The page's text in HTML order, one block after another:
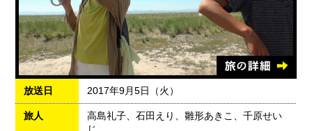
放送日 2017年9月5日（火）
旅人
高島礼子、石田えり、雛形あきこ、千原せい